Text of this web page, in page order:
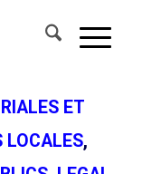
ET
LOCALES,